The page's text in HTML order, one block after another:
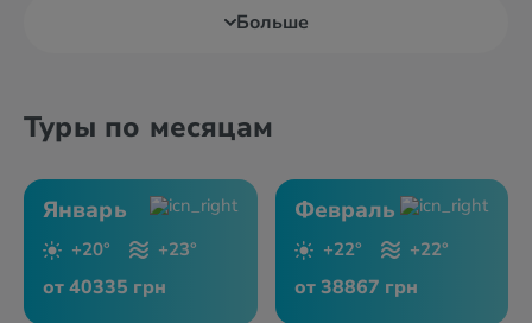
Больше
Туры по месяцам
Январь
+20° +23°
от 40335 грн
Февраль
+22° +22°
от 38867 грн